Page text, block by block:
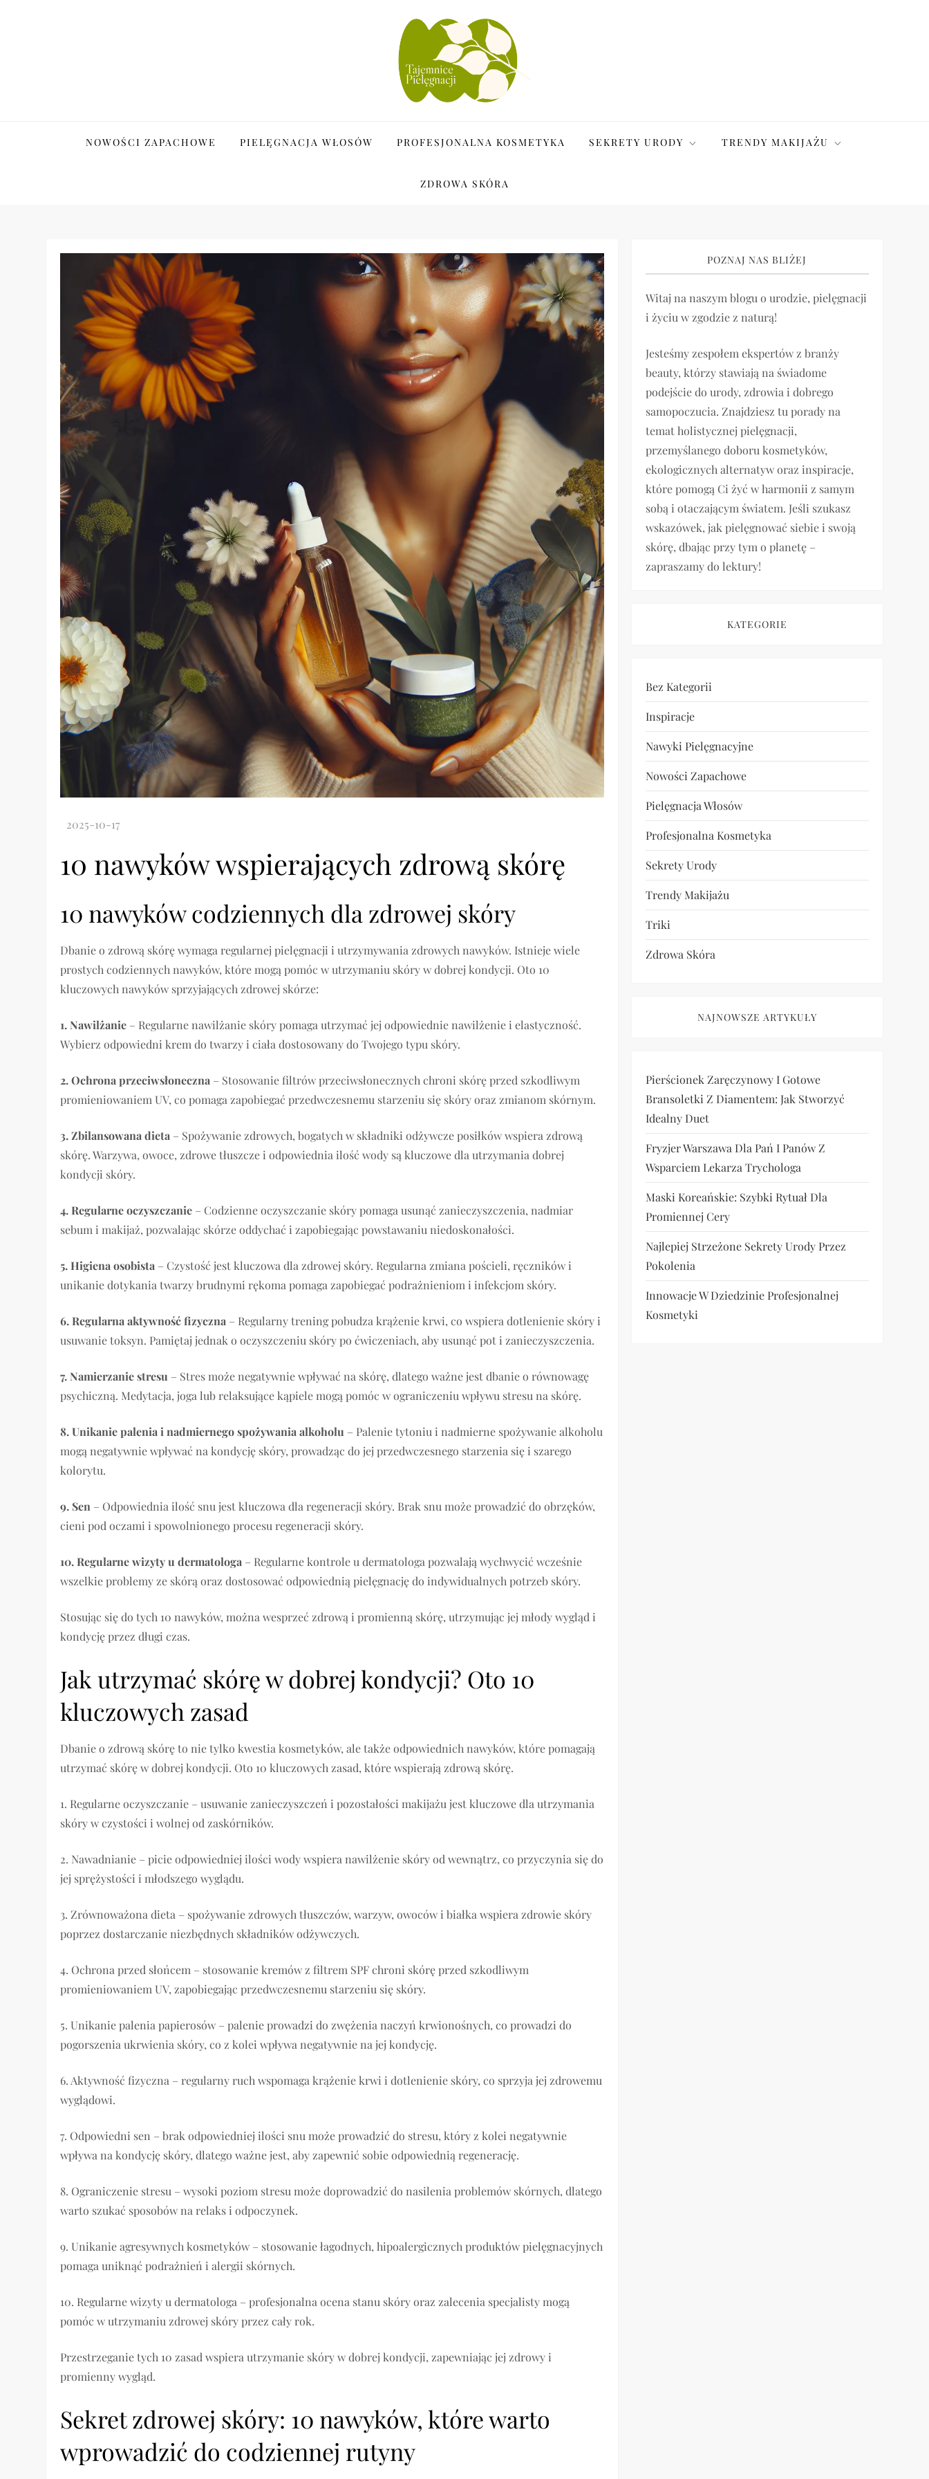
NOWOŚCI ZAPACHOWE PIELĘGNACJA WŁOSÓW PROFESJONALNA KOSMETYKA SEKRETY URODY TRENDY MAKIJAŻU
ZDROWA SKÓRA
10 nawyków wspierających zdrową skórę
10 nawyków codziennych dla zdrowej skóry
Dbanie o zdrową skórę wymaga regularnej pielęgnacji i utrzymywania zdrowych nawyków. Istnieje wiele
prostych codziennych nawyków, które mogą pomóc w utrzymaniu skóry w dobrej kondycji. Oto 10
kluczowych nawyków sprzyjających zdrowej skórze:
1. Nawilżanie – Regularne nawilżanie skóry pomaga utrzymać jej odpowiednie nawilżenie i elastyczność.
Wybierz odpowiedni krem do twarzy i ciała dostosowany do Twojego typu skóry.
2. Ochrona przeciwsłoneczna – Stosowanie filtrów przeciwsłonecznych chroni skórę przed szkodliwym
promieniowaniem UV, co pomaga zapobiegać przedwczesnemu starzeniu się skóry oraz zmianom skórnym.
3. Zbilansowana dieta – Spożywanie zdrowych, bogatych w składniki odżywcze posiłków wspiera zdrową
skórę. Warzywa, owoce, zdrowe tłuszcze i odpowiednia ilość wody są kluczowe dla utrzymania dobrej
kondycji skóry.
4. Regularne oczyszczanie – Codzienne oczyszczanie skóry pomaga usunąć zanieczyszczenia, nadmiar
sebum i makijaż, pozwalając skórze oddychać i zapobiegając powstawaniu niedoskonałości.
5. Higiena osobista – Czystość jest kluczowa dla zdrowej skóry. Regularna zmiana pościeli, ręczników i
unikanie dotykania twarzy brudnymi rękoma pomaga zapobiegać podrażnieniom i infekcjom skóry.
6. Regularna aktywność fizyczna – Regularny trening pobudza krążenie krwi, co wspiera dotlenienie skóry i
usuwanie toksyn. Pamiętaj jednak o oczyszczeniu skóry po ćwiczeniach, aby usunąć pot i zanieczyszczenia.
7. Namierzanie stresu – Stres może negatywnie wpływać na skórę, dlatego ważne jest dbanie o równowagę
psychiczną. Medytacja, joga lub relaksujące kąpiele mogą pomóc w ograniczeniu wpływu stresu na skórę.
8. Unikanie palenia i nadmiernego spożywania alkoholu – Palenie tytoniu i nadmierne spożywanie alkoholu
mogą negatywnie wpływać na kondycję skóry, prowadząc do jej przedwczesnego starzenia się i szarego
kolorytu.
9. Sen – Odpowiednia ilość snu jest kluczowa dla regeneracji skóry. Brak snu może prowadzić do obrzęków,
cieni pod oczami i spowolnionego procesu regeneracji skóry.
10. Regularne wizyty u dermatologa – Regularne kontrole u dermatologa pozwalają wychwycić wcześnie
wszelkie problemy ze skórą oraz dostosować odpowiednią pielęgnację do indywidualnych potrzeb skóry.
Stosując się do tych 10 nawyków, można wesprzeć zdrową i promienną skórę, utrzymując jej młody wygląd i
kondycję przez długi czas.
Jak utrzymać skórę w dobrej kondycji? Oto 10
kluczowych zasad
Dbanie o zdrową skórę to nie tylko kwestia kosmetyków, ale także odpowiednich nawyków, które pomagają
utrzymać skórę w dobrej kondycji. Oto 10 kluczowych zasad, które wspierają zdrową skórę.
1. Regularne oczyszczanie – usuwanie zanieczyszczeń i pozostałości makijażu jest kluczowe dla utrzymania
skóry w czystości i wolnej od zaskórników.
2. Nawadnianie – picie odpowiedniej ilości wody wspiera nawilżenie skóry od wewnątrz, co przyczynia się do
jej sprężystości i młodszego wyglądu.
3. Zrównoważona dieta – spożywanie zdrowych tłuszczów, warzyw, owoców i białka wspiera zdrowie skóry
poprzez dostarczanie niezbędnych składników odżywczych.
4. Ochrona przed słońcem – stosowanie kremów z filtrem SPF chroni skórę przed szkodliwym
promieniowaniem UV, zapobiegając przedwczesnemu starzeniu się skóry.
5. Unikanie palenia papierosów – palenie prowadzi do zwężenia naczyń krwionośnych, co prowadzi do
pogorszenia ukrwienia skóry, co z kolei wpływa negatywnie na jej kondycję.
6. Aktywność fizyczna – regularny ruch wspomaga krążenie krwi i dotlenienie skóry, co sprzyja jej zdrowemu
wyglądowi.
7. Odpowiedni sen – brak odpowiedniej ilości snu może prowadzić do stresu, który z kolei negatywnie
wpływa na kondycję skóry, dlatego ważne jest, aby zapewnić sobie odpowiednią regenerację.
8. Ograniczenie stresu – wysoki poziom stresu może doprowadzić do nasilenia problemów skórnych, dlatego
warto szukać sposobów na relaks i odpoczynek.
9. Unikanie agresywnych kosmetyków – stosowanie łagodnych, hipoalergicznych produktów pielęgnacyjnych
pomaga uniknąć podrażnień i alergii skórnych.
10. Regularne wizyty u dermatologa – profesjonalna ocena stanu skóry oraz zalecenia specjalisty mogą
pomóc w utrzymaniu zdrowej skóry przez cały rok.
Przestrzeganie tych 10 zasad wspiera utrzymanie skóry w dobrej kondycji, zapewniając jej zdrowy i
promienny wygląd.
Sekret zdrowej skóry: 10 nawyków, które warto
wprowadzić do codziennej rutyny
POZNAJ NAS BLIŻEJ
Witaj na naszym blogu o urodzie, pielęgnacji
i życiu w zgodzie z naturą!
Jesteśmy zespołem ekspertów z branży
beauty, którzy stawiają na świadome
podejście do urody, zdrowia i dobrego
samopoczucia. Znajdziesz tu porady na
temat holistycznej pielęgnacji,
przemyślanego doboru kosmetyków,
ekologicznych alternatyw oraz inspiracje,
które pomogą Ci żyć w harmonii z samym
sobą i otaczającym światem. Jeśli szukasz
wskazówek, jak pielęgnować siebie i swoją
skórę, dbając przy tym o planetę –
zapraszamy do lektury!
KATEGORIE
Bez Kategorii
Inspiracje
Nawyki Pielęgnacyjne
Nowości Zapachowe
Pielęgnacja Włosów
Profesjonalna Kosmetyka
Sekrety Urody
Trendy Makijażu
Triki
Zdrowa Skóra
NAJNOWSZE ARTYKUŁY
Pierścionek Zaręczynowy I Gotowe
Bransoletki Z Diamentem: Jak Stworzyć
Idealny Duet
Fryzjer Warszawa Dla Pań I Panów Z
Wsparciem Lekarza Trychologa
Maski Koreańskie: Szybki Rytuał Dla
Promiennej Cery
Najlepiej Strzeżone Sekrety Urody Przez
Pokolenia
Innowacje W Dziedzinie Profesjonalnej
Kosmetyki